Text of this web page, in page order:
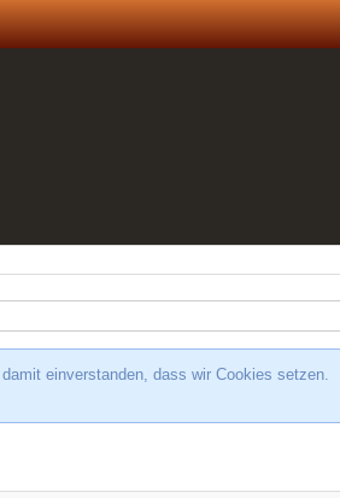
einverstanden, dass wir Cookies setzen.